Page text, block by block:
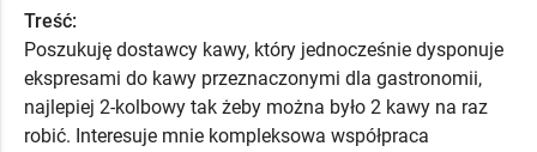
Treść:
Poszukuję dostawcy kawy, który jednocześnie dysponuje
ekspresami do kawy przeznaczonymi dla gastronomii,
najlepiej 2-kolbowy tak żeby można było 2 kawy na raz
robić. Interesuje mnie kompleksowa współpraca